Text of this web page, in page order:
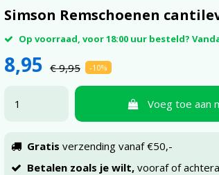
Simson Remschoenen
Op voorraad, voor 18:00 uur besteld?
8,95 € 9,95 -10%
Voeg toe aan
Gratis verzending vanaf €50,-
Betalen zoals je wilt,vooraf of